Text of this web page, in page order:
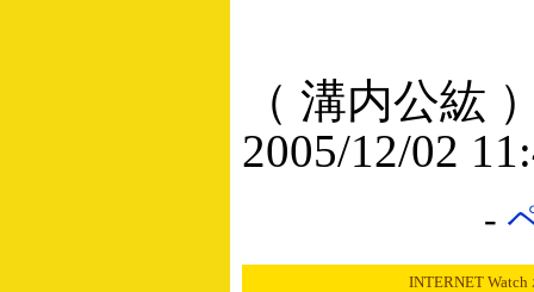
（ 溝内公紘
2005/12/02
-
INTERNET